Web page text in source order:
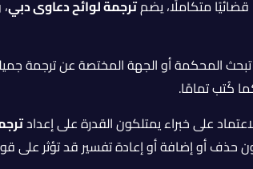
متكاملًا، يضمترجمة لوائح دعاوى دبي
تبحث المحكمة أو الجهة المختصة عن ترجمة
كُتب تمامًا.
على خبراء يمتلكون القدرة على إعداد
حذف أو إضافة أو إعادة تفسير قد تؤثر على